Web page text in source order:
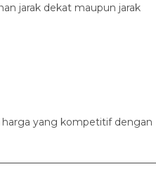
jarak dekat maupun jarak
harga yang kompetitif dengan